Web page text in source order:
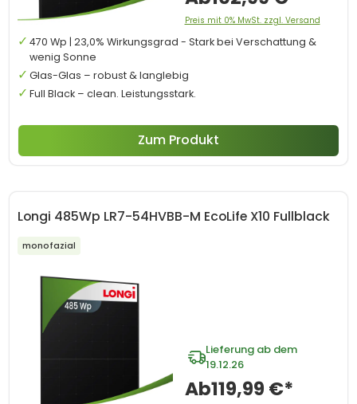
Preis mit 0% MwSt. zzgl. Versand
470 Wp | 23,0% Wirkungsgrad - Stark bei Verschattung &
wenig Sonne
Glas-Glas – robust & langlebig
Full Black – clean. Leistungsstark.
Zum Produkt
Longi 485Wp LR7-54HVBB-M EcoLife X10 Fullblack
monofazial
Lieferung ab dem
19.12.26
Ab119,99 €*